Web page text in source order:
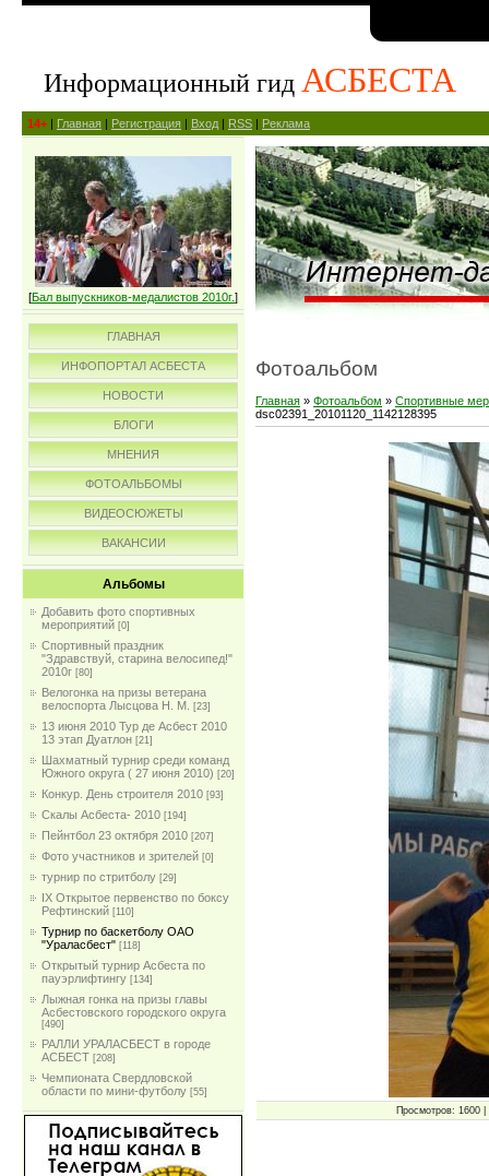
Информационный гид АСБЕСТА
14+ | Главная | Регистрация | Вход | RSS | Реклама
[Бал выпускников-медалистов 2010г.]
ГЛАВНАЯ
ИНФОПОРТАЛ АСБЕСТА
НОВОСТИ
БЛОГИ
МНЕНИЯ
ФОТОАЛЬБОМЫ
ВИДЕОСЮЖЕТЫ
ВАКАНСИИ
Альбомы
Добавить фото спортивных
мероприятий [0]
Спортивный праздник
"Здравствуй, старина велосипед!"
2010г [80]
Велогонка на призы ветерана
велоспорта Лысцова Н. М.
[23]
13 июня 2010 Тур де Асбест 2010
13 этап Дуатлон [21]
Шахматный турнир среди команд
Южного округа ( 27 июня 2010) [20]
Конкур. День строителя 2010 [93]
Скалы Асбеста- 2010 [194]
Пейнтбол 23 октября 2010 [207]
Фото участников и зрителей [0]
турнир по стритболу [29]
IX Открытое первенство по боксу
Рефтинский [110]
Турнир по баскетболу ОАО
"Ураласбест" [118]
Открытый турнир Асбеста по
пауэрлифтингу [134]
Лыжная гонка на призы главы
Асбестовского городского округа
[490]
РАЛЛИ УРАЛАСБЕСТ в городе
АСБЕСТ [208]
Чемпионата Свердловской
области по мини-футболу [55]
Фотоальбом
Главная » Фотоальбом » Спортивные
dsc02391_20101120_1142128395
Просмотров: 1600